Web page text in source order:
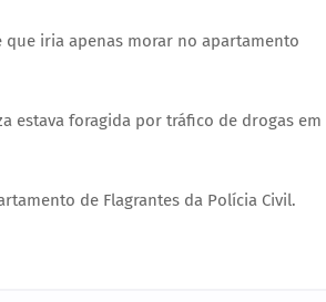
iria apenas morar no apartamento
estava foragida por tráfico de drogas em
de Flagrantes da Polícia Civil.